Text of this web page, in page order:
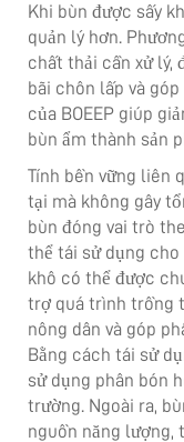
Khi bùn được sấy
quản lý hơn.
chất thải cần xử lý,
bãi chôn lấp và
của BOEEP giúp
bùn ẩm thành sản
Tính bền vững liên
tại mà không gây
bùn đóng vai trò
thể tái sử dụng cho
khô có thể được
trợ quá trình trồng
nông dân và góp
Bằng cách tái sử
sử dụng phân bón
trường. Ngoài ra,
nguồn năng lượng,